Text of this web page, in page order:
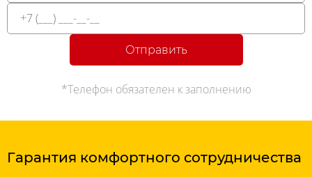
Отправить
*Телефон обязателен к заполнению
Гарантия комфортного сотрудничества